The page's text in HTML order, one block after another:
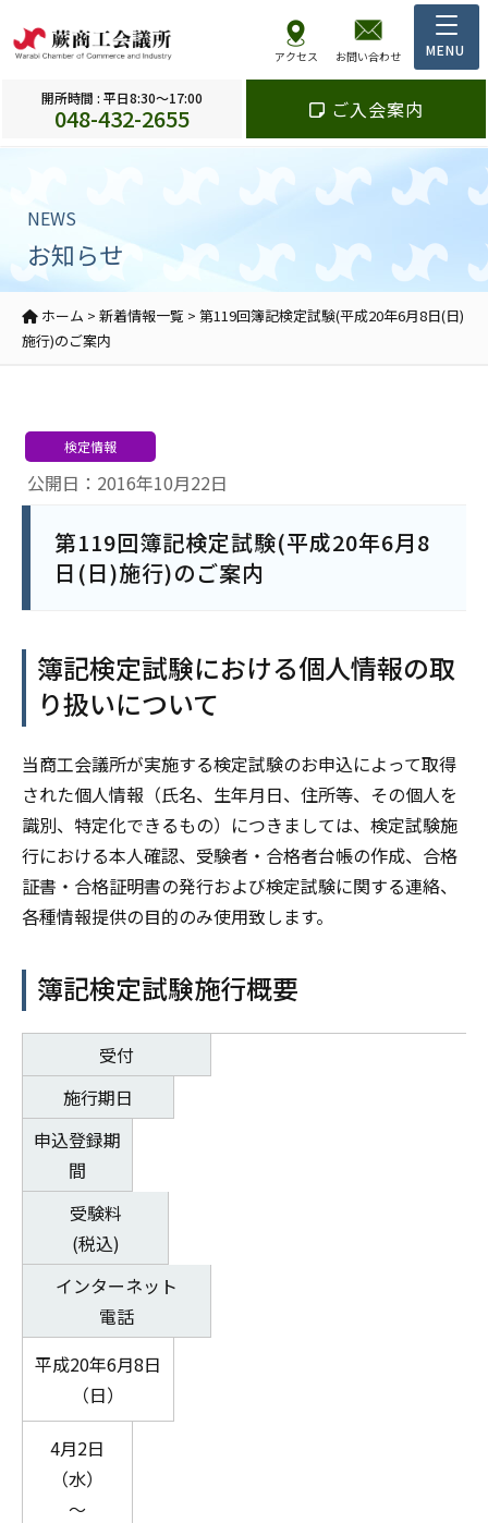
アクセス お問い合わせ
開所時間 : 平日8:30～17:00
048-432-2655 ご入会案内
NEWS
お知らせ
ホーム > 新着情報一覧 > 第119回簿記検定試験(平成20年6月8日(日)
施行)のご案内
公開日：2016年10月22日
検定情報
第119回簿記検定試験(平成20年6月8
日(日)施行)のご案内
簿記検定試験における個人情報の取
り扱いについて
当商工会議所が実施する検定試験のお申込によって取得
された個人情報（氏名、生年月日、住所等、その個人を
識別、特定化できるもの）につきましては、検定試験施
行における本人確認、受験者・合格者台帳の作成、合格
証書・合格証明書の発行および検定試験に関する連絡、
各種情報提供の目的のみ使用致します。
簿記検定試験施行概要
受付
施行期日
申込登録期
間
受験料
(税込)
インターネット
電話
平成20年6月8日
（日）
4月2日
（水）
～